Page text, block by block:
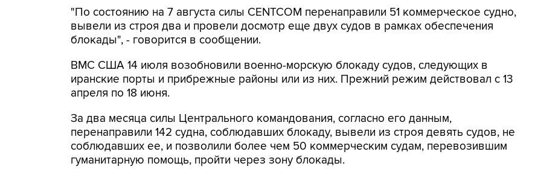
"По состоянию на 7 августа силы CENTCOM перенаправили 51 коммерческое судно,
вывели из строя два и провели досмотр еще двух судов в рамках обеспечения
блокады", - говорится в сообщении.
ВМС США 14 июля возобновили военно-морскую блокаду судов, следующих в
иранские порты и прибрежные районы или из них. Прежний режим действовал с 13
апреля по 18 июня.
За два месяца силы Центрального командования, согласно его данным,
перенаправили 142 судна, соблюдавших блокаду, вывели из строя девять судов, не
соблюдавших ее, и позволили более чем 50 коммерческим судам, перевозившим
гуманитарную помощь, пройти через зону блокады.